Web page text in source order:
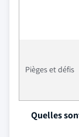
Pièges et défis
Quelles